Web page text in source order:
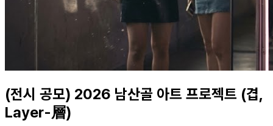
(전시 공모) 2026 남산골 아트 프로젝트 (겹,
Layer-層)